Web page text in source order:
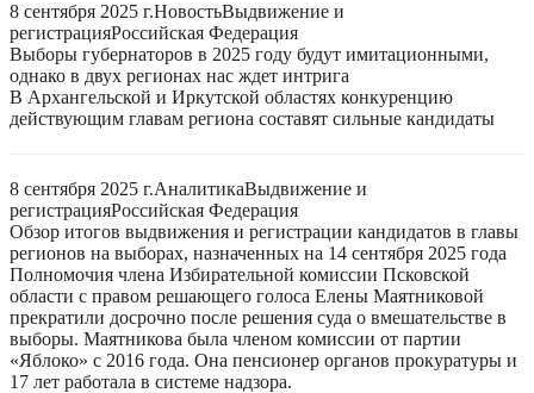
8 сентября 2025 г.НовостьВыдвижение и
регистрацияРоссийская Федерация
Выборы губернаторов в 2025 году будут имитационными,
однако в двух регионах нас ждет интрига
В Архангельской и Иркутской областях конкуренцию
действующим главам региона составят сильные кандидаты
8 сентября 2025 г.АналитикаВыдвижение и
регистрацияРоссийская Федерация
Обзор итогов выдвижения и регистрации кандидатов в главы
регионов на выборах, назначенных на 14 сентября 2025 года
Полномочия члена Избирательной комиссии Псковской
области с правом решающего голоса Елены Маятниковой
прекратили досрочно после решения суда о вмешательстве в
выборы. Маятникова была членом комиссии от партии
«Яблоко» с 2016 года. Она пенсионер органов прокуратуры и
17 лет работала в системе надзора.